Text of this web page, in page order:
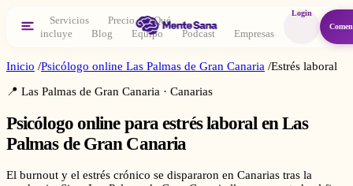
Servicios Precio
Qué
incluye
Blog Equipo Podcast Empresas
Login
Inicio /Psicólogo online Las Palmas de Gran Canaria /Estrés laboral
📍 Las Palmas de Gran Canaria · Canarias
Psicólogo online paraestrés laboral en Las
Palmas de Gran Canaria
El burnout y el estrés crónico se dispararon en Canarias tras la